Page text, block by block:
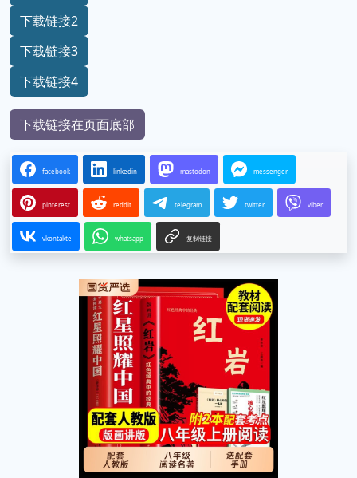
下载链接2
下载链接3
下载链接4
下载链接在页面底部
facebook linkedin mastodon messenger
pinterest reddit telegram twitter viber
vkontakte whatsapp 复制链接